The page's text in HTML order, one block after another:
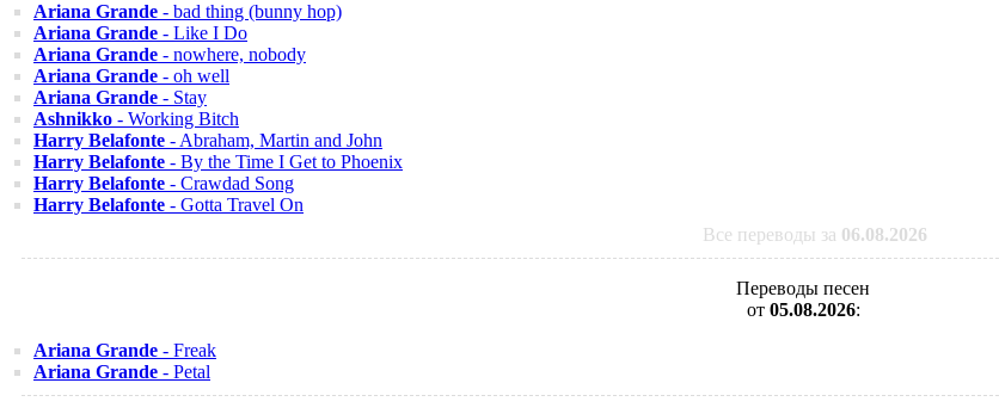
Ariana Grande - bad thing (bunny hop)
Ariana Grande - Like I Do
Ariana Grande - nowhere, nobody
Ariana Grande - oh well
Ariana Grande - Stay
Ashnikko - Working Bitch
Harry Belafonte - Abraham, Martin and John
Harry Belafonte - By the Time I Get to Phoenix
Harry Belafonte - Crawdad Song
Harry Belafonte - Gotta Travel On
Все переводы за 06.08.2026
Переводы песен
от 05.08.2026:
Ariana Grande - Freak
Ariana Grande - Petal